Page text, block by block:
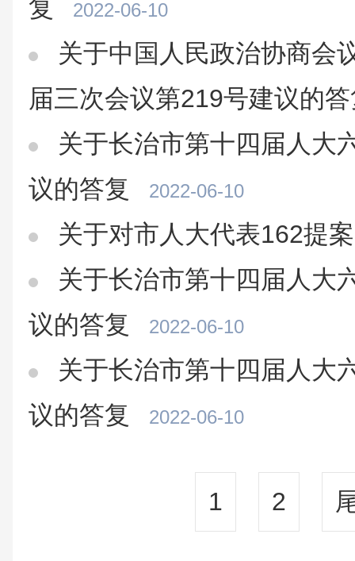
复
2022-06-10
关于中国人民政治协商会
届三次会议第219号建议的
关于长治市第十四届人大
议的答复
2022-06-10
关于对市人大代表162提
关于长治市第十四届人大
议的答复
2022-06-10
关于长治市第十四届人大
议的答复
2022-06-10
1 2